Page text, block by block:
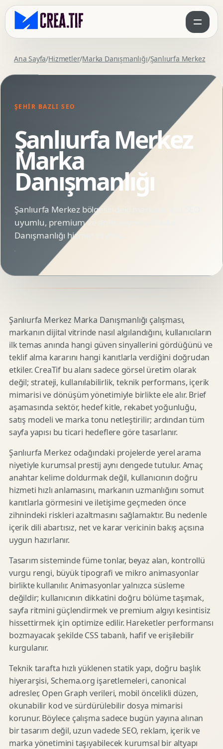
Ana Sayfa/Hizmetler/Marka Danışmanlığı/Şanlıurfa Merkez
ŞEHIR BAZLI SEO
Şanlıurfa Merkez
Marka
Danışmanlığı
Şanlıurfa Merkez bölgesindeki markalar için SEO
uyumlu, premium ve animasyonlu Marka
Danışmanlığı hizmet sayfası.
Şanlıurfa Merkez Marka Danışmanlığı çalışması,
markanın dijital vitrinde nasıl algılandığını, kullanıcıların
ilk temas anında hangi güven sinyallerini gördüğünü ve
teklif alma kararını hangi kanıtlarla verdiğini doğrudan
etkiler. CreaTif bu alanı sadece görsel üretim olarak
değil; strateji, kullanılabilirlik, teknik performans, içerik
mimarisi ve dönüşüm yönetimiyle birlikte ele alır. Brief
aşamasında sektör, hedef kitle, rekabet yoğunluğu,
satış modeli ve marka tonu netleştirilir; ardından tüm
sayfa yapısı bu ticari hedeflere göre tasarlanır.
Şanlıurfa Merkez odağındaki projelerde yerel arama
niyetiyle kurumsal prestij aynı dengede tutulur. Amaç
anahtar kelime doldurmak değil, kullanıcının doğru
hizmeti hızlı anlamasını, markanın uzmanlığını somut
kanıtlarla görmesini ve iletişime geçmeden önce
zihnindeki riskleri azaltmasını sağlamaktır. Bu nedenle
içerik dili abartısız, net ve karar vericinin bakış açısına
uygun hazırlanır.
Tasarım sisteminde füme tonlar, beyaz alan, kontrollü
vurgu rengi, büyük tipografi ve mikro animasyonlar
birlikte kullanılır. Animasyonlar yalnızca süsleme
değildir; kullanıcının dikkatini doğru bölüme taşımak,
sayfa ritmini güçlendirmek ve premium algıyı kesintisiz
hissettirmek için optimize edilir. Hareketler performansı
bozmayacak şekilde CSS tabanlı, hafif ve erişilebilir
kurgulanır.
Teknik tarafta hızlı yüklenen statik yapı, doğru başlık
hiyerarşisi, Schema.org işaretlemeleri, canonical
adresler, Open Graph verileri, mobil öncelikli düzen,
okunabilir kod ve sürdürülebilir dosya mimarisi
korunur. Böylece çalışma sadece bugün yayına alınan
bir tasarım değil, uzun vadede SEO, reklam, içerik ve
marka yönetimini taşıyabilecek kurumsal bir altyapı